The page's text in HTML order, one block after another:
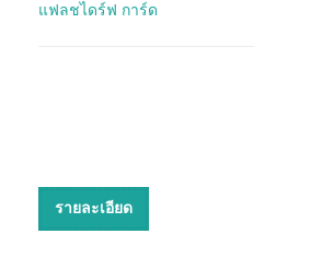
แฟลชไดร์ฟ การ์ด
รายละเอียด